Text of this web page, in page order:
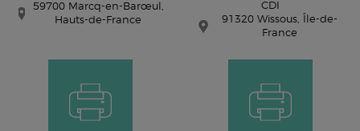
59700 Marcq-en-Barœul,
Hauts-de-France
CDI
91320 Wissous, Île-de-
France